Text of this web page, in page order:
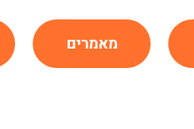
מאמרים